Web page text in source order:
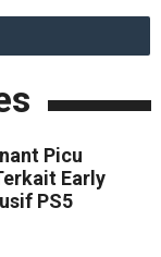
Picu
Early
PS5